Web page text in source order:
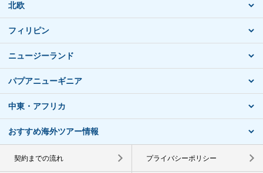
北欧
フィリピン
ニュージーランド
パプアニューギニア
中東・アフリカ
おすすめ海外ツアー情報
契約までの流れ プライバシーポリシー